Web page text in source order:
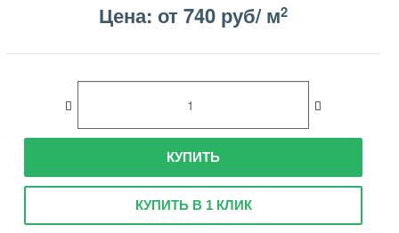
Цена: от 740 руб/ м2
КУПИТЬ
КУПИТЬ В 1 КЛИК